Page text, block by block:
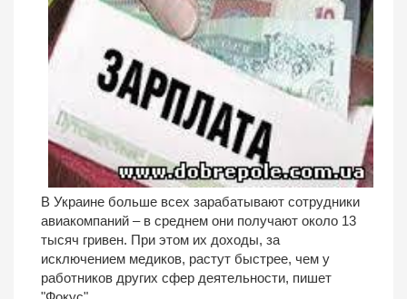
В Украине больше всех зарабатывают сотрудники
авиакомпаний – в среднем они получают около 13
тысяч гривен. При этом их доходы, за
исключением медиков, растут быстрее, чем у
работников других сфер деятельности, пишет